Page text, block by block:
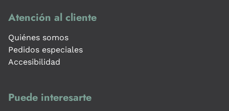
Atención al cliente
Quiénes somos
Pedidos especiales
Accesibilidad
Puede interesarte